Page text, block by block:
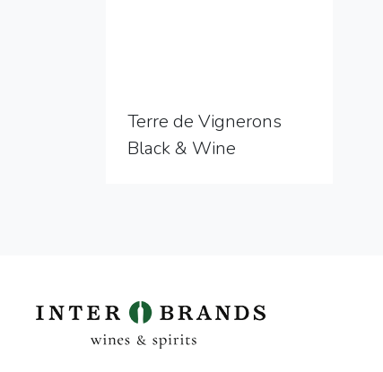
Terre de Vignerons
Black & Wine